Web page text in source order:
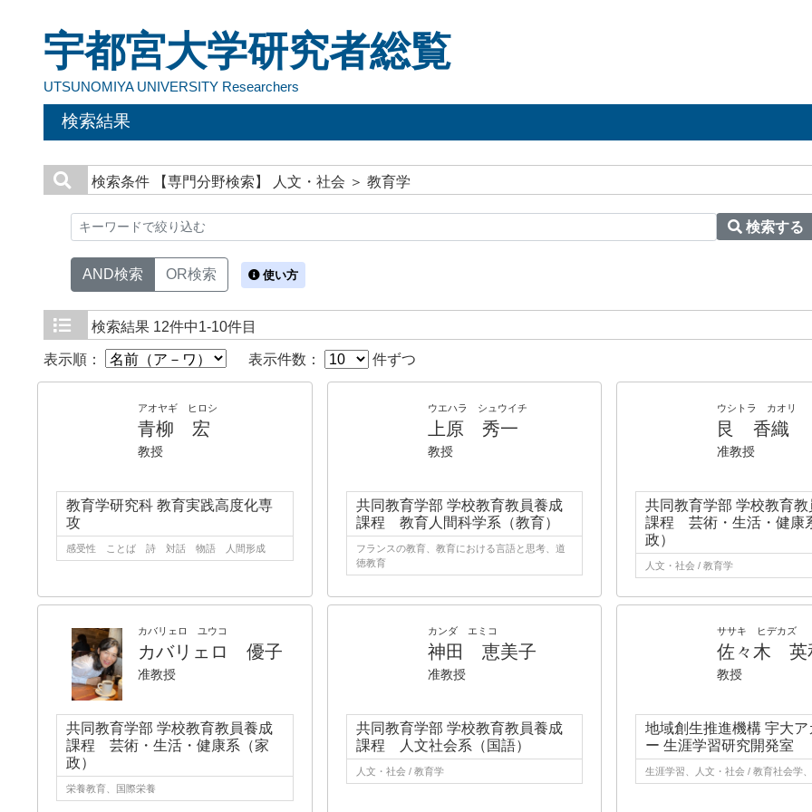
宇都宮大学研究者総覧
UTSUNOMIYA UNIVERSITY Researchers
検索結果
検索条件 【専門分野検索】 人文・社会 ＞ 教育学
検索する
AND検索 OR検索 使い方
検索結果 12件中1-10件目
表示順： 表示件数： 件ずつ
アオヤギ ヒロシ
青柳 宏
教授
教育学研究科 教育実践高度化専
攻
感受性 ことば 詩 対話 物語 人間形成
ウエハラ シュウイチ
上原 秀一
教授
共同教育学部 学校教育教員養成
課程 教育人間科学系（教育）
フランスの教育、教育における言語と思考、道
徳教育
ウシトラ カオリ
艮 香織
准教授
共同教育学部 学校教育教
課程 芸術・生活・健康
政）
人文・社会 / 教育学
カバリェロ ユウコ
カバリェロ 優子
准教授
共同教育学部 学校教育教員養成
課程 芸術・生活・健康系（家
政）
栄養教育、国際栄養
カンダ エミコ
神田 恵美子
准教授
共同教育学部 学校教育教員養成
課程 人文社会系（国語）
人文・社会 / 教育学
ササキ ヒデカズ
佐々木 英
教授
地域創生推進機構 宇大ア
ー 生涯学習研究開発室
生涯学習、人文・社会 / 教育社会学